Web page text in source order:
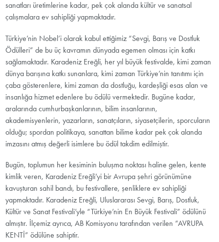
sanatları üretimlerine kadar, pek çok alanda kültür ve sanatsal
çalışmalara ev sahipliği yapmaktadır.
Türkiye’nin Nobel’i olarak kabul ettiğimiz “Sevgi, Barış ve Dostluk
Ödülleri” de bu üç kavramın dünyada egemen olması için katkı
sağlamaktadır. Karadeniz Ereğli, her yıl büyük festivalde, kimi zaman
dünya barışına katkı sunanlara, kimi zaman Türkiye’nin tanıtımı için
çaba gösterenlere, kimi zaman da dostluğu, kardeşliği esas alan ve
insanlığa hizmet edenlere bu ödülü vermektedir. Bugüne kadar,
aralarında cumhurbaşkanlarının, bilim insanlarının,
akademisyenlerin, yazarların, sanatçıların, siyasetçilerin, sporcuların
olduğu; spordan politikaya, sanattan bilime kadar pek çok alanda
imzasını atmış değerli isimlere bu ödül takdim edilmiştir.
Bugün, toplumun her kesiminin buluşma noktası haline gelen, kente
kimlik veren, Karadeniz Ereğli’yi bir Avrupa şehri görünümüne
kavuşturan sahil bandı, bu festivallere, şenliklere ev sahipliği
yapmaktadır. Karadeniz Ereğli, Uluslararası Sevgi, Barış, Dostluk,
Kültür ve Sanat Festivali’yle “Türkiye’nin En Büyük Festivali” ödülünü
almıştır. İlçemiz ayrıca, AB Komisyonu tarafından verilen “AVRUPA
KENTİ” ödülüne sahiptir.